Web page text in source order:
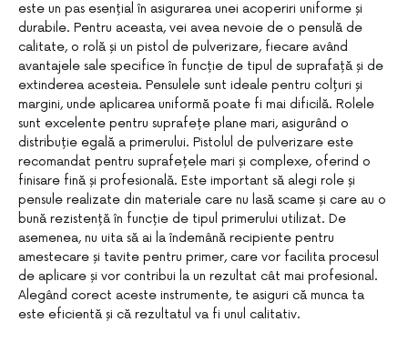
este un pas esențial în asigurarea unei acoperiri uniforme și
durabile. Pentru aceasta, vei avea nevoie de o pensulă de
calitate, o rolă și un pistol de pulverizare, fiecare având
avantajele sale specifice în funcție de tipul de suprafață și de
extinderea acesteia. Pensulele sunt ideale pentru colțuri și
margini, unde aplicarea uniformă poate fi mai dificilă. Rolele
sunt excelente pentru suprafețe plane mari, asigurând o
distribuție egală a primerului. Pistolul de pulverizare este
recomandat pentru suprafețele mari și complexe, oferind o
finisare fină și profesională. Este important să alegi role și
pensule realizate din materiale care nu lasă scame și care au o
bună rezistență în funcție de tipul primerului utilizat. De
asemenea, nu uita să ai la îndemână recipiente pentru
amestecare și tavite pentru primer, care vor facilita procesul
de aplicare și vor contribui la un rezultat cât mai profesional.
Alegând corect aceste instrumente, te asiguri că munca ta
este eficientă și că rezultatul va fi unul calitativ.